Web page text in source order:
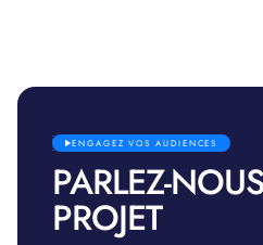
ENGAGEZ VOS AUDIENCES
PARLEZ-
PROJET